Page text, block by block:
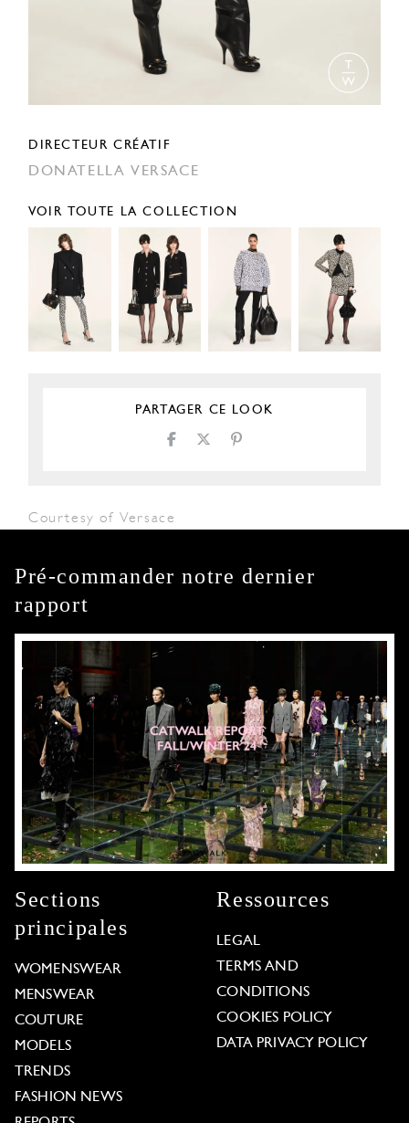
DIRECTEUR CRÉATIF
DONATELLA VERSACE
VOIR TOUTE LA COLLECTION
PARTAGER CE LOOK
Courtesy of Versace
Pré-commander notre dernier
rapport
Sections
principales
WOMENSWEAR
MENSWEAR
COUTURE
MODELS
TRENDS
FASHION NEWS
Ressources
LEGAL
TERMS AND
CONDITIONS
COOKIES POLICY
DATA PRIVACY POLICY